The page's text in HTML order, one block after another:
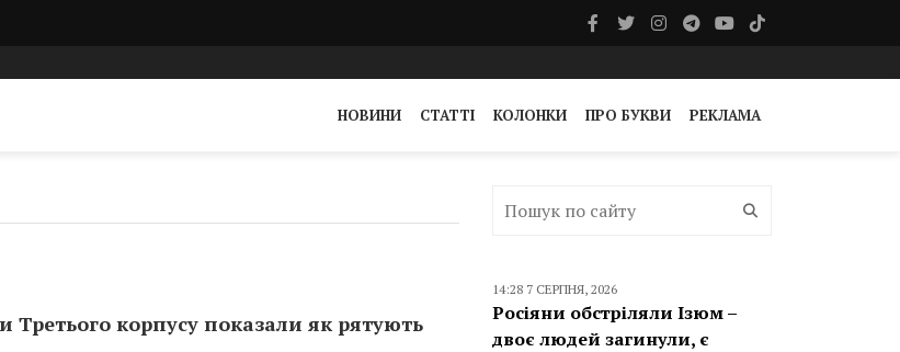
НОВИНИ СТАТТІ КОЛОНКИ ПРО БУКВИ РЕКЛАМА
корпусу показали як рятують
14:28 7 СЕРПНЯ, 2026
Росіяни обстріляли Ізюм –
двоє людей загинули, є